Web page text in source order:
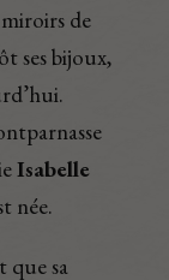
de
ses bijoux,
Isabelle
née.
que sa